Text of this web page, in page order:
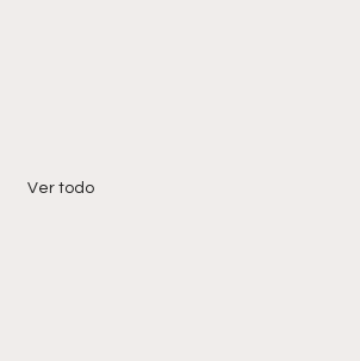
Ver todo